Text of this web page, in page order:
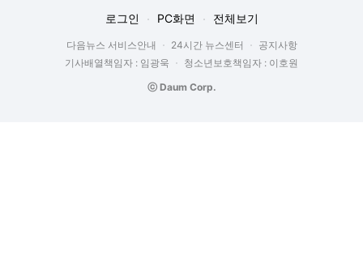
로그인 PC화면 전체보기
다음뉴스 서비스안내 24시간 뉴스센터
공지사항
기사배열책임자 : 임광욱
청소년보호책임자 : 이호원
ⓒ Daum Corp.